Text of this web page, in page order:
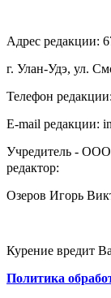
Адрес редакции:
г. Улан-Удэ, ул.
Телефон
E-mail редакции:
Учредитель - ООО
редактор:
Озеров Игорь
Курение вредит
Политика